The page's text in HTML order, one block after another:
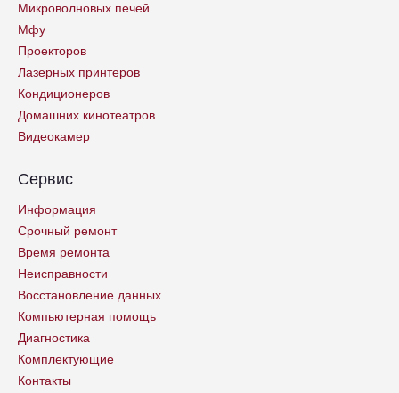
Микроволновых печей
Мфу
Проекторов
Лазерных принтеров
Кондиционеров
Домашних кинотеатров
Видеокамер
Сервис
Информация
Срочный ремонт
Время ремонта
Неисправности
Восстановление данных
Компьютерная помощь
Диагностика
Комплектующие
Контакты